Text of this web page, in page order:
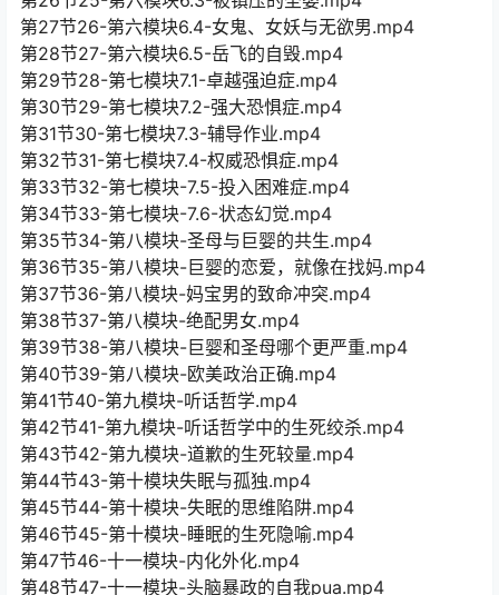
第27节26-第六模块6.4-女鬼、女妖与无欲男.mp4
第28节27-第六模块6.5-岳飞的自毁.mp4
第29节28-第七模块7.1-卓越强迫症.mp4
第30节29-第七模块7.2-强大恐惧症.mp4
第31节30-第七模块7.3-辅导作业.mp4
第32节31-第七模块7.4-权威恐惧症.mp4
第33节32-第七模块-7.5-投入困难症.mp4
第34节33-第七模块-7.6-状态幻觉.mp4
第35节34-第八模块-圣母与巨婴的共生.mp4
第36节35-第八模块-巨婴的恋爱，就像在找妈.mp4
第37节36-第八模块-妈宝男的致命冲突.mp4
第38节37-第八模块-绝配男女.mp4
第39节38-第八模块-巨婴和圣母哪个更严重.mp4
第40节39-第八模块-欧美政治正确.mp4
第41节40-第九模块-听话哲学.mp4
第42节41-第九模块-听话哲学中的生死绞杀.mp4
第43节42-第九模块-道歉的生死较量.mp4
第44节43-第十模块失眠与孤独.mp4
第45节44-第十模块-失眠的思维陷阱.mp4
第46节45-第十模块-睡眠的生死隐喻.mp4
第47节46-十一模块-内化外化.mp4
第48节47-十一模块-头脑暴政的自我pua.mp4